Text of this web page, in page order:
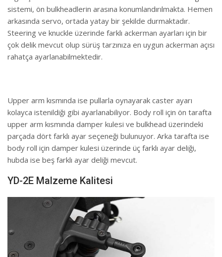
sistemi, ön bulkheadlerin arasına konumlandırılmakta. Hemen
arkasında servo, ortada yatay bir şekilde durmaktadır.
Steering ve knuckle üzerinde farklı ackerman ayarları için bir
çok delik mevcut olup sürüş tarzınıza en uygun ackerman açısı
rahatça ayarlanabilmektedir.
Upper arm kısmında ise pullarla oynayarak caster ayarı
kolayca istenildiği gibi ayarlanabiliyor. Body roll için ön tarafta
upper arm kısmında damper kulesi ve bulkhead üzerindeki
parçada dört farklı ayar seçeneği bulunuyor. Arka tarafta ise
body roll için damper kulesi üzerinde üç farklı ayar deliği,
hubda ise beş farklı ayar deliği mevcut.
YD-2E Malzeme Kalitesi